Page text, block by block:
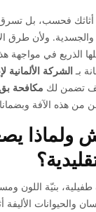
أثاثك فحسب، بل
ولأن طرق
الذريع في مواجهة
بـالشركة الألمانية
تضمن لك مكافحة
من هذه الآفة
ولماذا
بنيّة اللون
الأليفة